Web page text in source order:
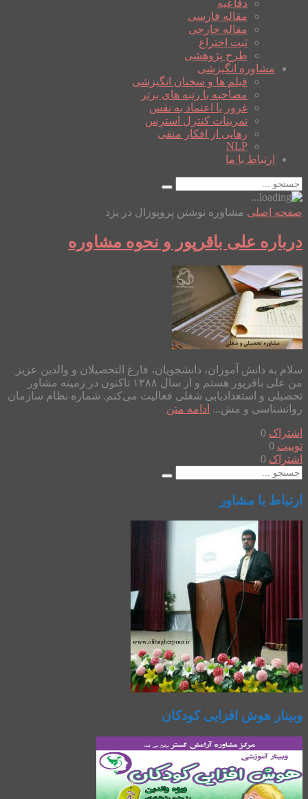
دفاعیه
مقاله فارسی
مقاله خارجی
ثبت اختراع
طرح پژوهشی
مشاوره انگیزشی
فیلم ها و سخنان انگیزشی
مصاحبه با رتبه های برتر
غرور یا اعتماد به نفس
تمرینات کنترل استرس
رهایی از افکار منفی
NLP
ارتباط با ما
صفحه اصلی مشاوره نوشتن پروپوزال در یزد
درباره علی باقرپور و نحوه مشاوره
سلام به دانش آموزان، دانشجویان، فارغ التحصیلان و والدین عزیز
من علی باقرپور هستم و از سال ۱۳۸۸ تاکنون در زمینه مشاور
تحصیلی و استعدادیابی شغلی فعالیت می‌کنم. شماره نظام سازمان
روانشناسی و مش... ادامه متن
اشتراک 0
توییت 0
اشتراک 0
ارتباط با مشاور
وبینار هوش افزایی کودکان